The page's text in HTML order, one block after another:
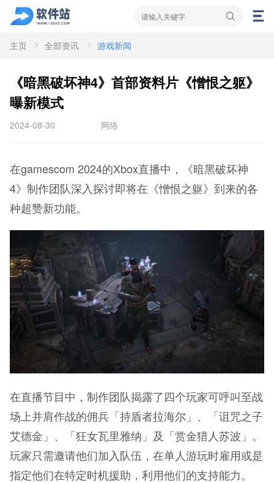
资讯
新闻 攻略
主页 全部资讯 游戏新闻
《暗黑破坏神4》首部资料片《憎恨之躯》
曝新模式
2024-08-30 网络
在gamescom 2024的Xbox直播中，《暗黑破坏神
4》制作团队深入探讨即将在《憎恨之躯》到来的各
种超赞新功能。
在直播节目中，制作团队揭露了四个玩家可呼叫至战
场上并肩作战的佣兵「持盾者拉海尔」、「诅咒之子
艾德金」、「狂女瓦里雅纳」及「赏金猎人苏波」。
玩家只需邀请他们加入队伍，在单人游玩时雇用或是
指定他们在特定时机援助，利用他们的支持能力。